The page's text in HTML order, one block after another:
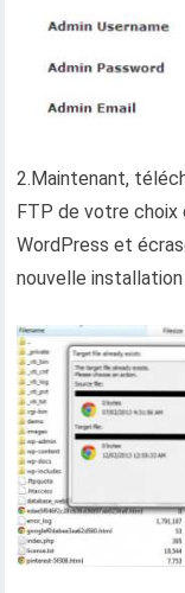
2.Maintenant,
FTP de votre choix
WordPress et
nouvelle